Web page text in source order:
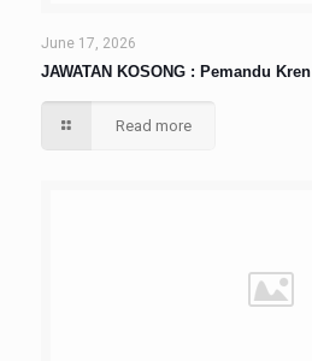
June 17, 2026
JAWATAN KOSONG : Pemandu Kren
Read more